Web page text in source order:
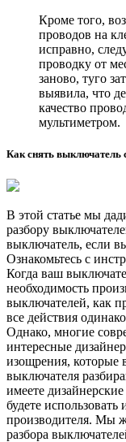
Кроме того,
проводов на
исправно,
проводку от
заново, туго
выявила, что
качество
мультиметром.
Как снять выключатель
В этой статье мы
разбору
выключатель, если
Ознакомьтесь с
Когда ваш
необходимость
выключателей, как
все действия
Однако, многие
интересные
изощрения, которые
выключателя
имеете
будете
производителя. Мы
разбора